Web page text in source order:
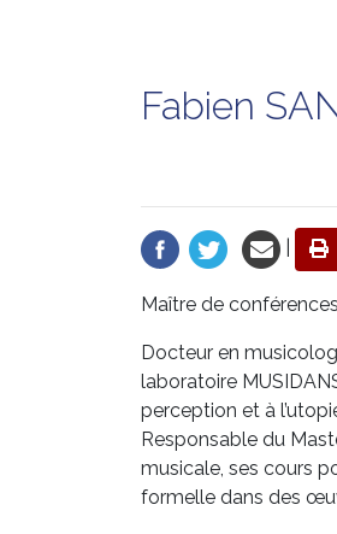
Fabien
Maître de conférences
Docteur en
laboratoire
perception et à
Responsable du
musicale, ses cours
formelle dans des